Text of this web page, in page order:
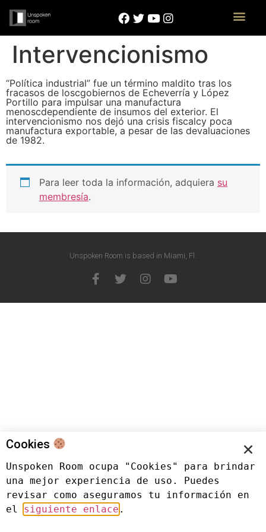
Intervencionismo
“Política industrial” fue un término maldito tras los
fracasos de loscgobiernos de Echeverría y López
Portillo para impulsar una manufactura
menoscdependiente de insumos del exterior. El
intervencionismo nos dejó una crisis fiscalcy poca
manufactura exportable, a pesar de las devaluaciones
de 1982.
Para leer toda la información, adquiera su
membresía.
Unspoken Room is based in Miami, Fl.
Cookies
Unspoken Room ocupa "Cookies" para brindar
una mejor experiencia de uso. Puedes
revisar como aseguramos tu información en
el siguiente enlace .